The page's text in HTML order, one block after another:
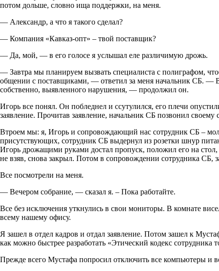
потом дольше, словно ища поддержки, на меня.
— Александр, а что я такого сделал?
–– Компания «Кавказ-опт» – твой поставщик?
–– Да, мой, — в его голосе я услышал еле различимую дрожь.
–– Завтра мы планируем вызвать специалиста с полиграфом,
общении с поставщиками, — ответил за меня начальник СБ. —
собственно, выявленного нарушения, — продолжил он.
Игорь все понял. Он побледнел и ссутулился, его плечи
заявление. Прочитав заявление, начальник СБ позвонил
Втроем мы: я, Игорь и сопровождающий нас сотрудник СБ –
присутствующих, сотрудник СБ выдернул из розетки шнур
Игорь дрожащими руками достал пропуск, положил его на
не взяв, снова закрыл. Потом в сопровождении сотрудника
Все посмотрели на меня.
— Вечером собрание, — сказал я. – Пока работайте.
Все без исключения уткнулись в свои мониторы. В комнате
всему нашему офису.
Я зашел в отдел кадров и отдал заявление. Потом зашел к
как можно быстрее разработать «Этический кодекс сотрудника
Прежде всего Мустафа попросил отключить все компьютеры и